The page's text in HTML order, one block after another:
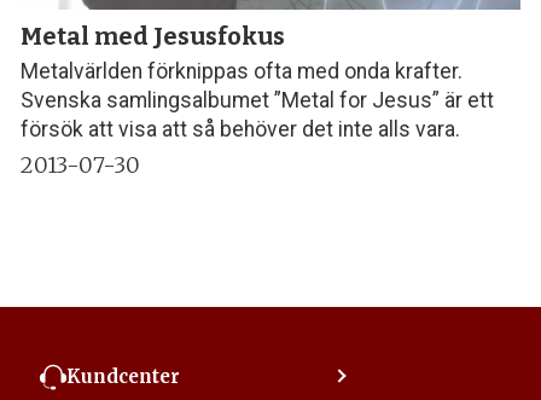
Metal med Jesusfokus
Metalvärlden förknippas ofta med onda krafter.
Svenska samlingsalbumet ”Metal for Jesus” är ett
försök att visa att så behöver det inte alls vara.
2013-07-30
Kundcenter